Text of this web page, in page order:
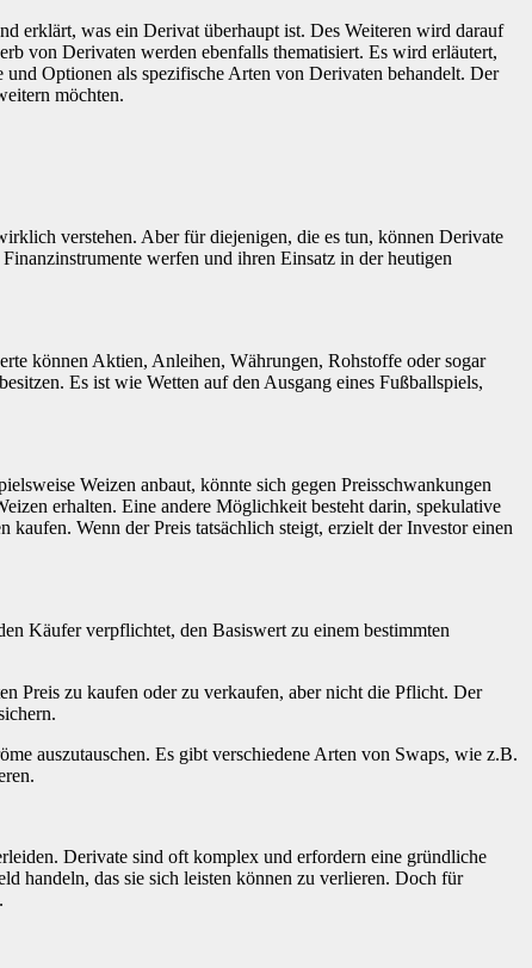
erklärt, was ein Derivat überhaupt ist. Des Weiteren wird darauf
von Derivaten werden ebenfalls thematisiert. Es wird erläutert,
Optionen als spezifische Arten von Derivaten behandelt. Der
möchten.
verstehen. Aber für diejenigen, die es tun, können Derivate
werfen und ihren Einsatz in der heutigen
können Aktien, Anleihen, Währungen, Rohstoffe oder sogar
Es ist wie Wetten auf den Ausgang eines Fußballspiels,
Weizen anbaut, könnte sich gegen Preisschwankungen
erhalten. Eine andere Möglichkeit besteht darin, spekulative
Wenn der Preis tatsächlich steigt, erzielt der Investor einen
Käufer verpflichtet, den Basiswert zu einem bestimmten
Preis zu kaufen oder zu verkaufen, aber nicht die Pflicht. Der
auszutauschen. Es gibt verschiedene Arten von Swaps, wie z.B.
Derivate sind oft komplex und erfordern eine gründliche
handeln, das sie sich leisten können zu verlieren. Doch für